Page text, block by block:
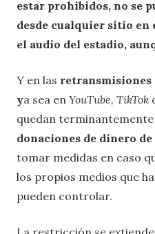
estar prohibidos, no se
desde cualquier sitio en
el audio del estadio,
Y en las retransmisiones
ya sea en YouTube, TikTok
quedan terminantemente
donaciones de dinero
tomar medidas en caso
los propios medios que
pueden controlar.